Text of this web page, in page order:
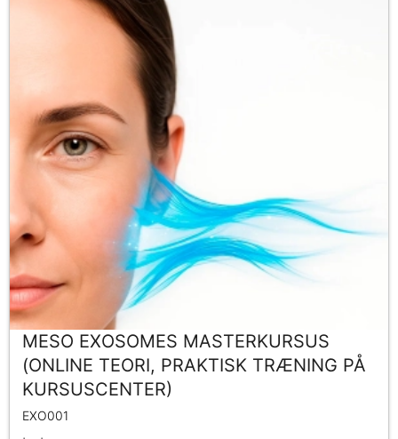
MESO EXOSOMES MASTERKURSUS
(ONLINE TEORI, PRAKTISK TRÆNING PÅ
KURSUSCENTER)
EXO001